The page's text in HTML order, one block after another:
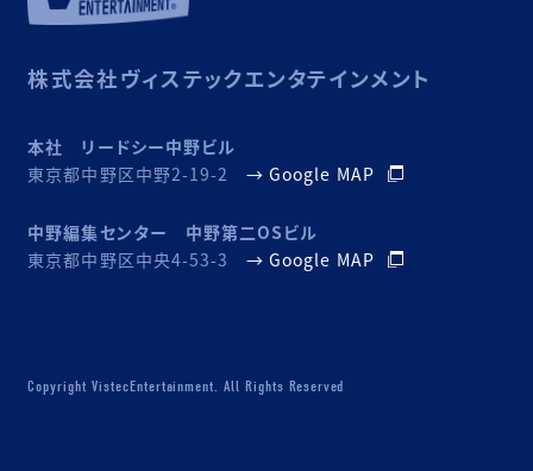
株式会社ヴィステックエンタテインメント
本社 リードシー中野ビル
東京都中野区中野2-19-2→ Google MAP
中野編集センター 中野第二OSビル
東京都中野区中央4-53-3→ Google MAP
Copyright VistecEntertainment. All Rights Reserved